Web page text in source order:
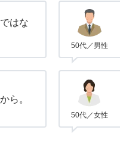
はな
50代／男性
ら。
50代／女性